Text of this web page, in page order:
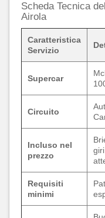
Scheda Tecnica
Airola
Caratteristica
Servizio
Supercar
Circuito
Incluso nel
prezzo
Requisiti
minimi